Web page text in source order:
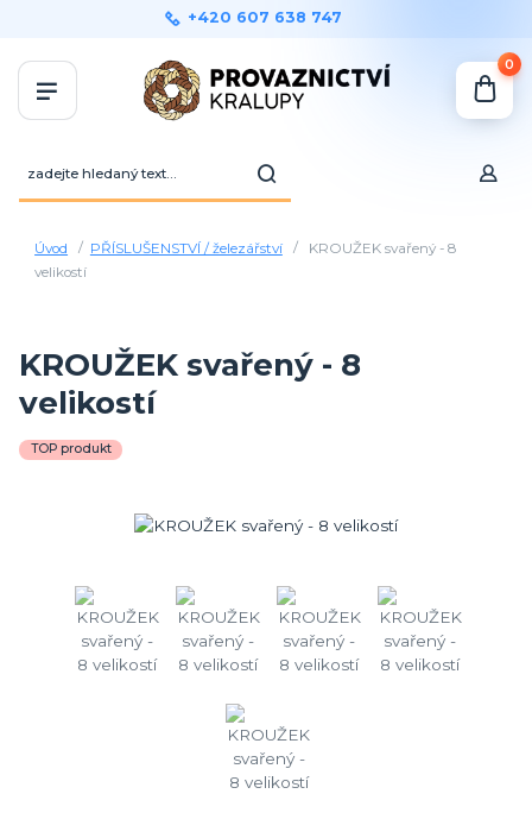
+420 607 638 747
0
Úvod PŘÍSLUŠENSTVÍ / železářství
KROUŽEK svařený - 8
velikostí
KROUŽEK svařený - 8
velikostí
TOP produkt